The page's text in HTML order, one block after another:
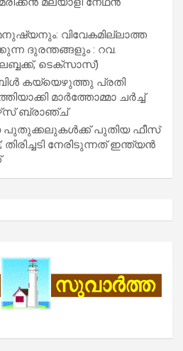
വിവേകമില്ലാത്ത
ദുരന്തങ്ങളും : റവ.
ടെക്സാസ്)
കയ്യെഴുത്തു പ്രതി
മാർത്തോമ്മാ ചർച്ച്
ബ്രാഞ്ച്
പുതുക്കലുകൾക്ക് പുതിയ ഫീസ്
നേരിടുന്നത് ഇന്ത്യൻ